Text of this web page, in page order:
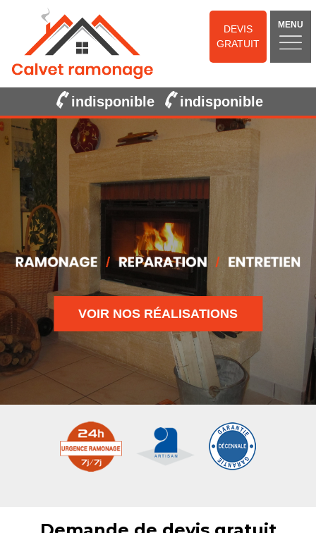
DEVIS
GRATUIT
MENU
indisponible indisponible
VOIR NOS RÉALISATIONS